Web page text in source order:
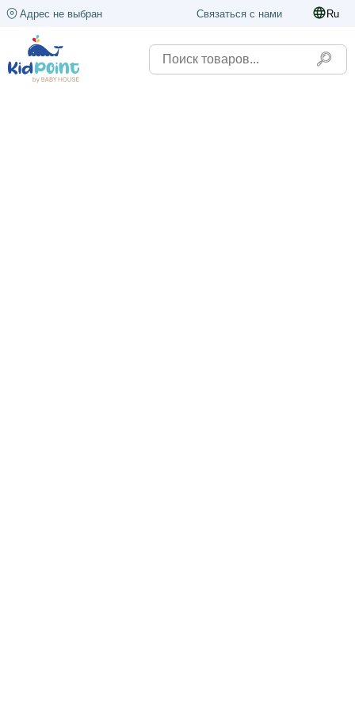
Адрес не выбран Связаться с нами Ru